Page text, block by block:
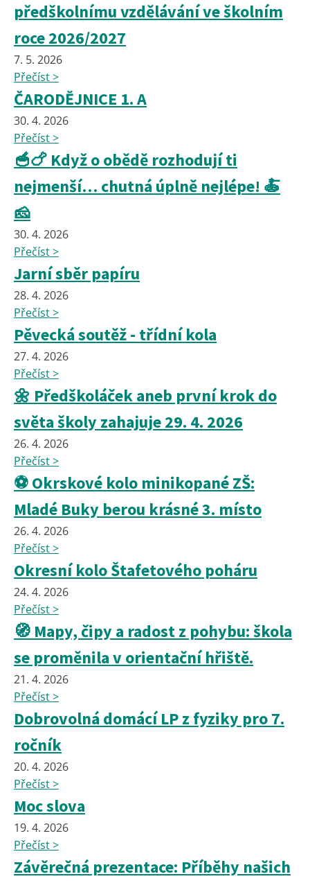
předškolnímu vzdělávání ve školním
roce 2026/2027
7. 5. 2026
Přečíst >
ČARODĚJNICE 1. A
30. 4. 2026
Přečíst >
🥣🍗 Když o obědě rozhodují ti
nejmenší… chutná úplně nejlépe! 🍝
🧀
30. 4. 2026
Přečíst >
Jarní sběr papíru
28. 4. 2026
Přečíst >
Pěvecká soutěž - třídní kola
27. 4. 2026
Přečíst >
🌼 Předškoláček aneb první krok do
světa školy zahajuje 29. 4. 2026
26. 4. 2026
Přečíst >
⚽ Okrskové kolo minikopané ZŠ:
Mladé Buky berou krásné 3. místo
26. 4. 2026
Přečíst >
Okresní kolo Štafetového poháru
24. 4. 2026
Přečíst >
🧭 Mapy, čipy a radost z pohybu: škola
se proměnila v orientační hřiště.
21. 4. 2026
Přečíst >
Dobrovolná domácí LP z fyziky pro 7.
ročník
20. 4. 2026
Přečíst >
Moc slova
19. 4. 2026
Přečíst >
Závěrečná prezentace: Příběhy našich